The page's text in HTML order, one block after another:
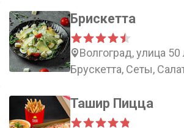
Брискетта
Волгоград, улица 50
Брускетта, Сеты,
Ташир Пицца